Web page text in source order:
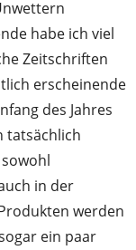
habe ich viel
Zeitschriften
erscheinende
des Jahres
tatsächlich
in der
werden
ein paar